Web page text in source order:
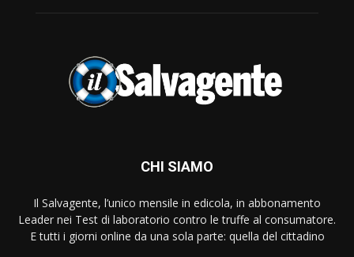
CHI SIAMO
Il Salvagente, l’unico mensile in edicola, in abbonamento
Leader nei Test di laboratorio contro le truffe al consumatore.
E tutti i giorni online da una sola parte: quella del cittadino